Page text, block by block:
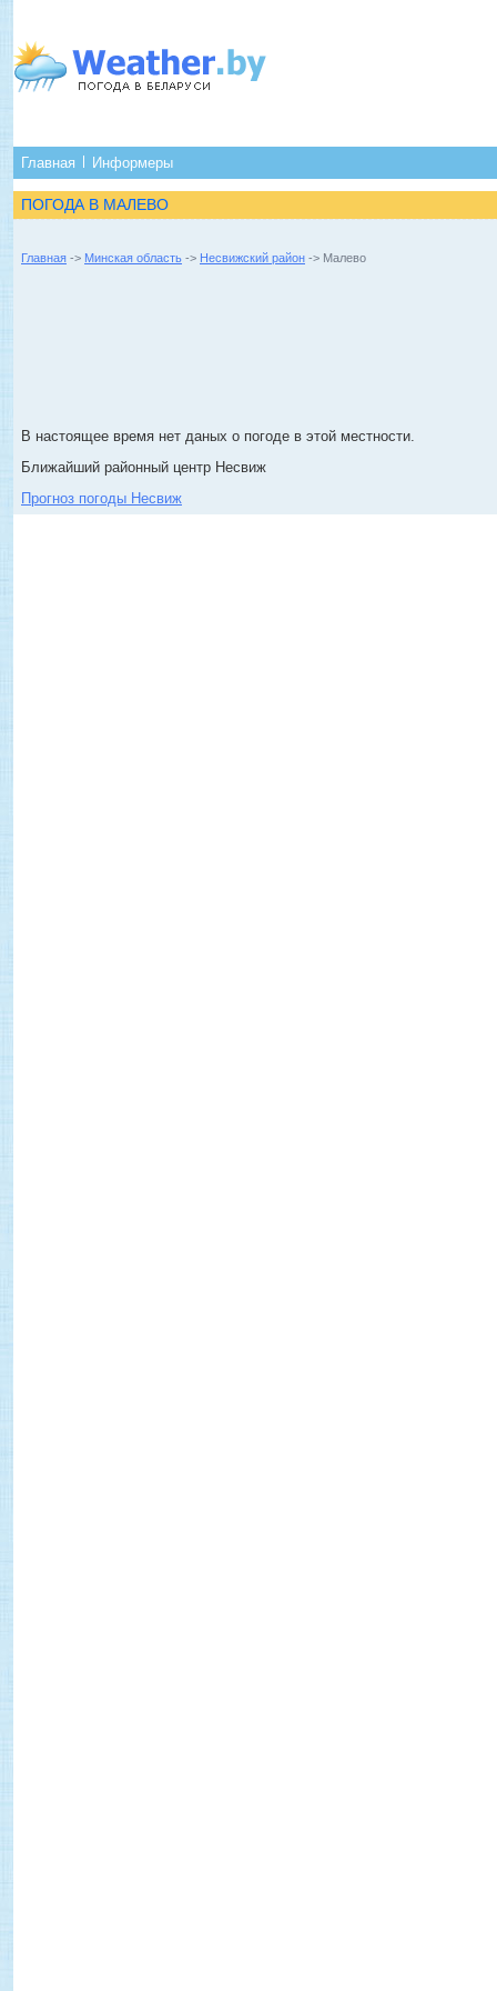
Главная Информеры
ПОГОДА В МАЛЕВО
Главная -> Минская область -> Несвижский район -> Малево
В настоящее время нет даных о погоде в этой местности.
Ближайший районный центр Несвиж
Прогноз погоды Несвиж